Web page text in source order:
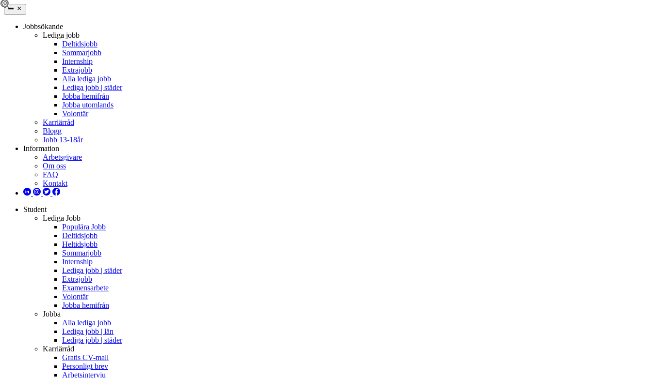
Jobbsökande
Lediga jobb
Deltidsjobb
Sommarjobb
Internship
Extrajobb
Alla lediga jobb
Lediga jobb | städer
Jobba hemifrån
Jobba utomlands
Volontär
Karriärråd
Blogg
Jobb 13-18år
Information
Arbetsgivare
Om oss
FAQ
Kontakt
Student
Lediga Jobb
Populära Jobb
Deltidsjobb
Heltidsjobb
Sommarjobb
Internship
Lediga jobb | städer
Extrajobb
Examensarbete
Volontär
Jobba hemifrån
Jobba
Alla lediga jobb
Lediga jobb | län
Lediga jobb | städer
Karriärråd
Gratis CV-mall
Personligt brev
Arbetsintervju